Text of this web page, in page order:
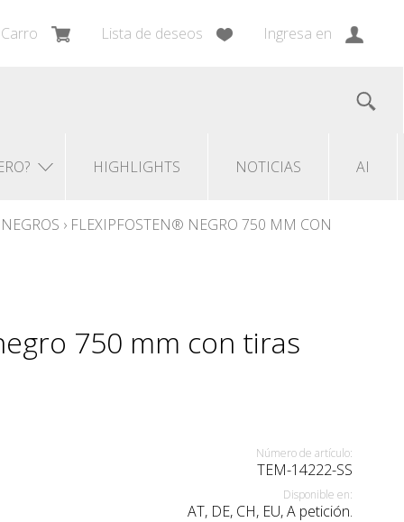
Carro Lista de deseos Ingresa en
HIGHLIGHTS NOTICIAS AI
› FLEXIPFOSTEN® NEGRO 750 MM CON
750 mm con tiras
Número de artículo:
TEM-14222-SS
Disponible en:
AT, DE, CH, EU, A petición.